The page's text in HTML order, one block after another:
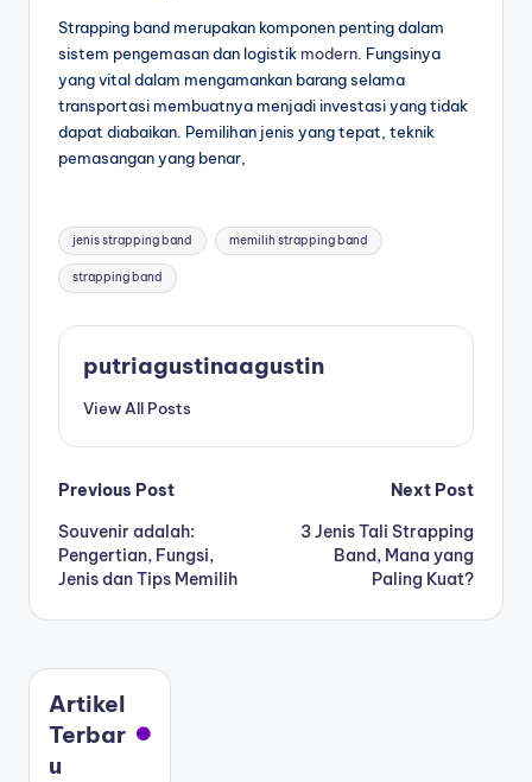
Strapping band merupakan komponen penting dalam
sistem pengemasan dan logistik modern . Fungsinya
yang vital dalam mengamankan barang selama
transportasi membuatnya menjadi investasi yang tidak
dapat diabaikan. Pemilihan jenis yang tepat, teknik
pemasangan yang benar,
jenis strapping band memilih strapping band
strapping band
putriagustinaagustin
View All Posts
Previous Post
Souvenir adalah:
Pengertian, Fungsi,
Jenis dan Tips Memilih
Next Post
3 Jenis Tali Strapping
Band, Mana yang
Paling Kuat?
Artikel
Terbar
u